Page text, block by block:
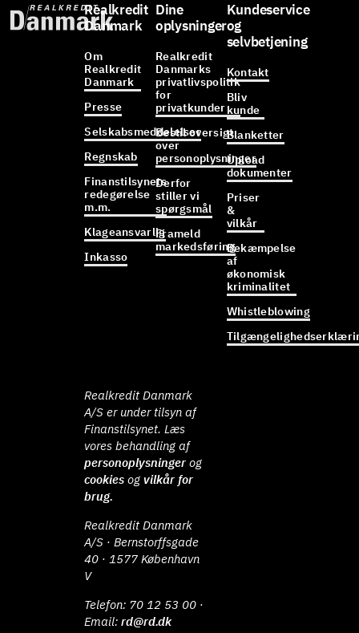
Realkredit
Danmark
Om
Realkredit
Danmark
Presse
Selskabsmeddelelser
Regnskab
Finanstilsynets
redegørelse
m.m.
Klageansvarlig
Inkasso
Dine
oplysninger
Realkredit
Danmarks
privatlivspolitik
for
privatkunder
Bestil oversigt
over
personoplysninger
Derfor
stiller vi
spørgsmål
Frameld
markedsføring
Kundeservice
og
selvbetjening
Kontakt
Bliv
kunde
Blanketter
Upload
dokumenter
Priser
&
vilkår
Bekæmpelse
af
økonomisk
kriminalitet
Whistleblowing
Realkredit Danmark
A/S er under tilsyn af
Finanstilsynet. Læs
vores behandling af
personoplysninger og
cookies ogvilkår for
brug.
Realkredit Danmark
A/S · Bernstorffsgade
40 · 1577 København
V
Telefon: 70 12 53 00 ·
Email:rd@rd.dk